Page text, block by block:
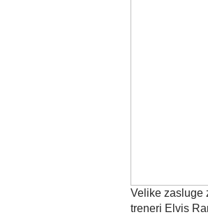
Velike zasluge
treneri Elvis